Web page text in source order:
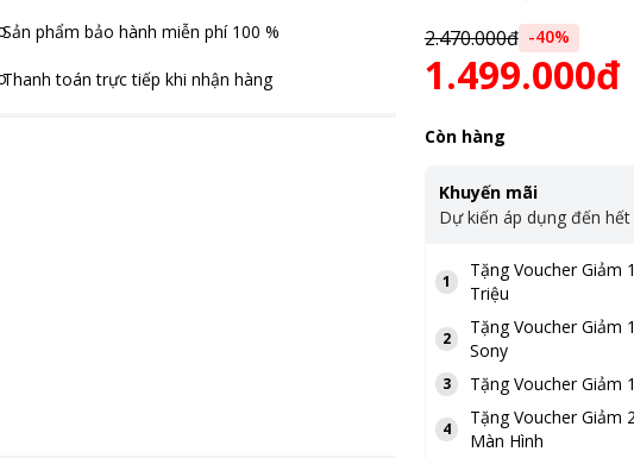
Sản phẩm bảo hành miễn phí 100 %
Thanh toán trực tiếp khi nhận hàng
2.470.000đ -40%
1.499.000đ
Còn hàng
Khuyến mãi
Dự kiến áp dụng đến hết
1
TặngVoucher Giảm
Triệu
2
TặngVoucher Giảm
Sony
3 TặngVoucher Giảm
4
TặngVoucher Giảm
Màn Hình